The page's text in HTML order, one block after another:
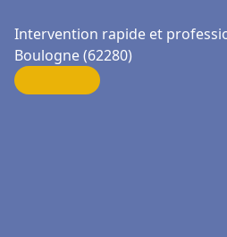
Intervention rapide et
Boulogne (62280)